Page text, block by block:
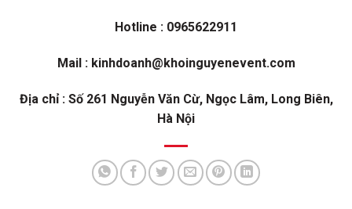
Hotline : 0965622911
Mail : kinhdoanh@khoinguyenevent.com
Địa chỉ : Số 261 Nguyễn Văn Cừ, Ngọc Lâm, Long Biên,
Hà Nội